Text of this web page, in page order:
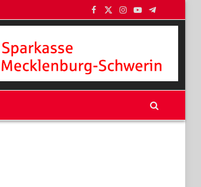
Facebook
X
(Twitter)
Instagram
YouTubeTelegram